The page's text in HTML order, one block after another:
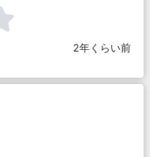
2年くらい前